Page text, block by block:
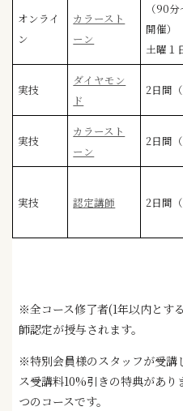
オンライ
ン
カラースト
ーン
（90
開催）
土曜１
実技
ダイヤモン
ド
2日間
実技
カラースト
ーン
2日間
実技 認定講師 2日間
※全コース修了者(1年以内とす
師認定が授与されます。
※特別会員様のスタッフが受講
ス受講料10%引きの特典があ
つのコースです。